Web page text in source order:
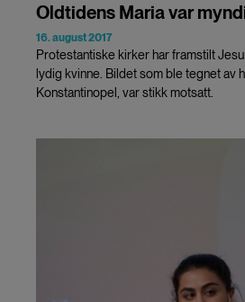
Oldtidens Maria var
16. august 2017
Protestantiske kirker har framstilt
lydig kvinne. Bildet som ble tegnet av
Konstantinopel, var stikk motsatt.